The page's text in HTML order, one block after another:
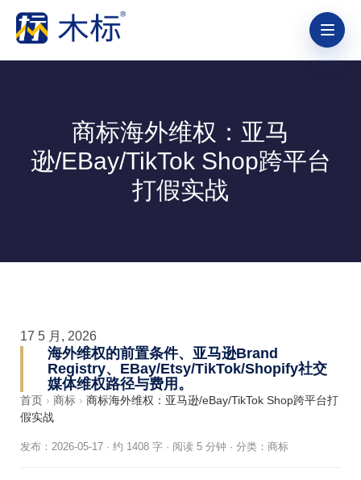
商标海外维权：亚马
逊/eBay/TikTok Shop跨平台
打假实战
17 5 月, 2026
海外维权的前置条件、亚马逊Brand
Registry、eBay/Etsy/TikTok/Shopify社交
媒体维权路径与费用。
首页 › 商标 › 商标海外维权：亚马逊/eBay/TikTok Shop跨平台打
假实战
发布：2026-05-17 · 约 1408 字 · 阅读 5 分钟 · 分类： 商标